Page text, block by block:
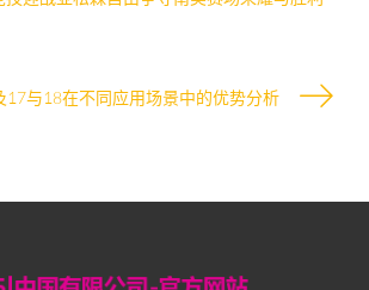
17与18在不同应用场景中的优势分析